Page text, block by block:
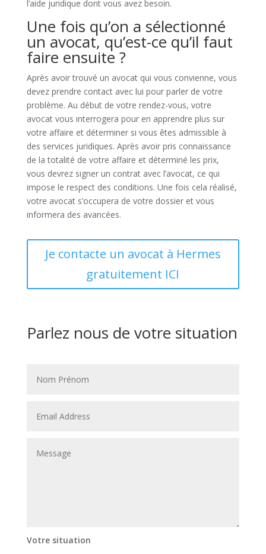
l’aide juridique dont vous avez besoin.
Une fois qu’on a sélectionné
un avocat, qu’est-ce qu’il faut
faire ensuite ?
Après avoir trouvé un avocat qui vous convienne, vous
devez prendre contact avec lui pour parler de votre
problème. Au début de votre rendez-vous, votre
avocat vous interrogera pour en apprendre plus sur
votre affaire et déterminer si vous êtes admissible à
des services juridiques. Après avoir pris connaissance
de la totalité de votre affaire et déterminé les prix,
vous devrez signer un contrat avec l’avocat, ce qui
impose le respect des conditions. Une fois cela réalisé,
votre avocat s’occupera de votre dossier et vous
informera des avancées.
Je contacte un avocat à Hermes
gratuitement ICI
Parlez nous de votre situation
Votre situation